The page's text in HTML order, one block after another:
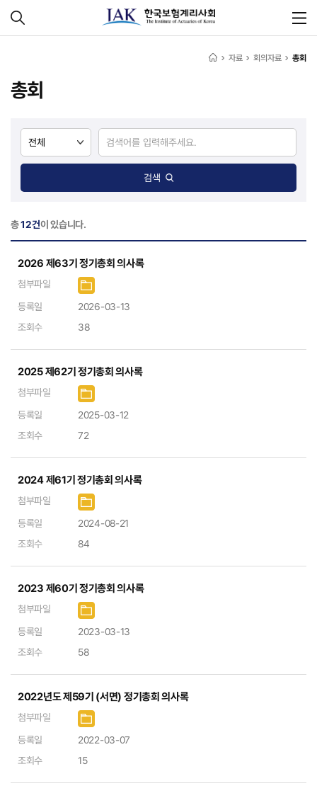
자료 회의자료 총회
총회
검색
총12건이 있습니다.
2026 제63기 정기총회 의사록
첨부파일
등록일
2026-03-13
조회수
38
2025 제62기 정기총회 의사록
첨부파일
등록일
2025-03-12
조회수
72
2024 제61기 정기총회 의사록
첨부파일
등록일
2024-08-21
조회수
84
2023 제60기 정기총회 의사록
첨부파일
등록일
2023-03-13
조회수
58
2022년도 제59기 (서면) 정기총회 의사록
첨부파일
등록일
2022-03-07
조회수
15